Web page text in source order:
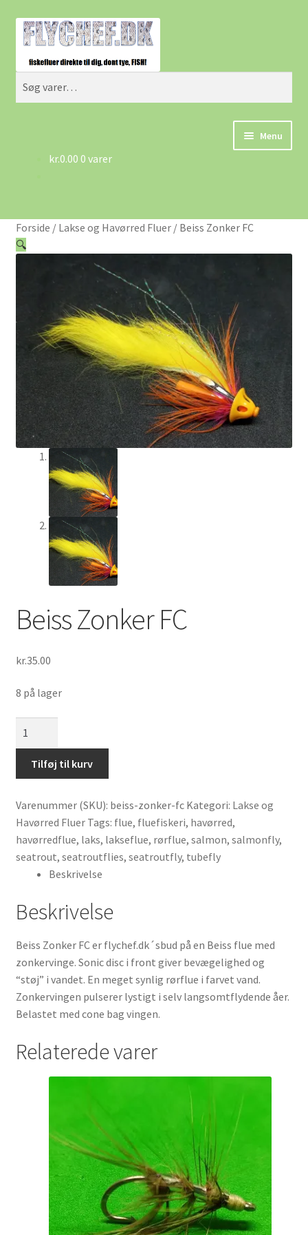
Spring
til
navigation
Spring
til
indhold
efter:
Søg
Menu
Cart
Min Konto
Om Flychef/Impressum
Privatlivspolitik
Shop
kr.0.00 0 varer
Forside / Lakse og Havørred Fluer/ Beiss Zonker FC
🔍
Beiss Zonker FC
kr.35.00
8 på lager
antal
Tilføj til kurv
Varenummer (SKU): beiss-zonker-fc Kategori: Lakse og
Havørred Fluer Tags: flue, fluefiskeri, havørred,
havørredflue, laks, lakseflue, rørflue, salmon, salmonfly,
seatrout, seatroutflies, seatroutfly, tubefly
Beskrivelse
Beskrivelse
Beiss Zonker FC er flychef.dk´sbud på en Beiss flue med
zonkervinge. Sonic disc i front giver bevægelighed og
“støj” i vandet. En meget synlig rørflue i farvet vand.
Zonkervingen pulserer lystigt i selv langsomtflydende åer.
Belastet med cone bag vingen.
Relaterede varer